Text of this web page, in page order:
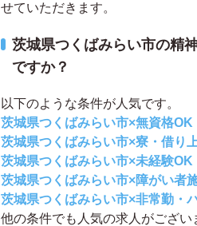
せていただきます。
茨城県つくばみらい市の精
ですか？
以下のような条件が人気です。
茨城県つくばみらい市×無資格OK
茨城県つくばみらい市×寮・借り
茨城県つくばみらい市×未経験OK
茨城県つくばみらい市×障がい者
茨城県つくばみらい市×非常勤・
他の条件でも人気の求人がござ